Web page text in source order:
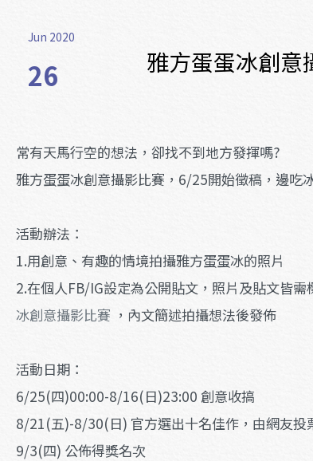
Jun 2020
26 雅方蛋蛋冰創意
常有天馬行空的想法，卻找不到地方發揮嗎?
雅方蛋蛋冰創意攝影比賽，6/25開始徵稿，邊吃
活動辦法：
1.用創意、有趣的情境拍攝雅方蛋蛋冰的照片
2.在個人FB/IG設定為公開貼文，照片及貼文皆
冰創意攝影比賽 ，內文簡述拍攝想法後發佈
活動日期：
6/25(四)00:00-8/16(日)23:00 創意收搞
8/21(五)-8/30(日) 官方選出十名佳作，由網友投
9/3(四) 公佈得獎名次